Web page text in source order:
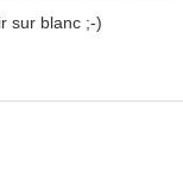
sur blanc ;-)